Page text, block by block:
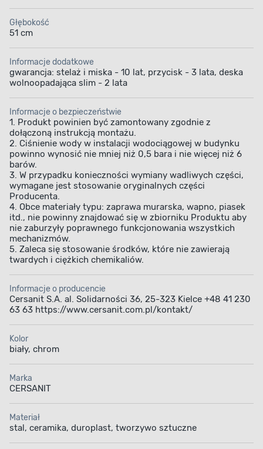
Głębokość
51 cm
Informacje dodatkowe
gwarancja: stelaż i miska - 10 lat, przycisk - 3 lata, deska
wolnoopadająca slim - 2 lata
Informacje o bezpieczeństwie
1. Produkt powinien być zamontowany zgodnie z
dołączoną instrukcją montażu.
2. Ciśnienie wody w instalacji wodociągowej w budynku
powinno wynosić nie mniej niż 0,5 bara i nie więcej niż 6
barów.
3. W przypadku konieczności wymiany wadliwych części,
wymagane jest stosowanie oryginalnych części
Producenta.
4. Obce materiały typu: zaprawa murarska, wapno, piasek
itd., nie powinny znajdować się w zbiorniku Produktu aby
nie zaburzyły poprawnego funkcjonowania wszystkich
mechanizmów.
5. Zaleca się stosowanie środków, które nie zawierają
twardych i ciężkich chemikaliów.
Informacje o producencie
Cersanit S.A. al. Solidarności 36, 25-323 Kielce +48 41 230
63 63 https://www.cersanit.com.pl/kontakt/
Kolor
biały, chrom
Marka
CERSANIT
Materiał
stal, ceramika, duroplast, tworzywo sztuczne